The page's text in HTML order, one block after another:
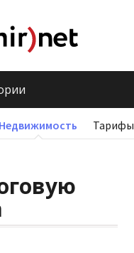
Недвижимость Тарифы